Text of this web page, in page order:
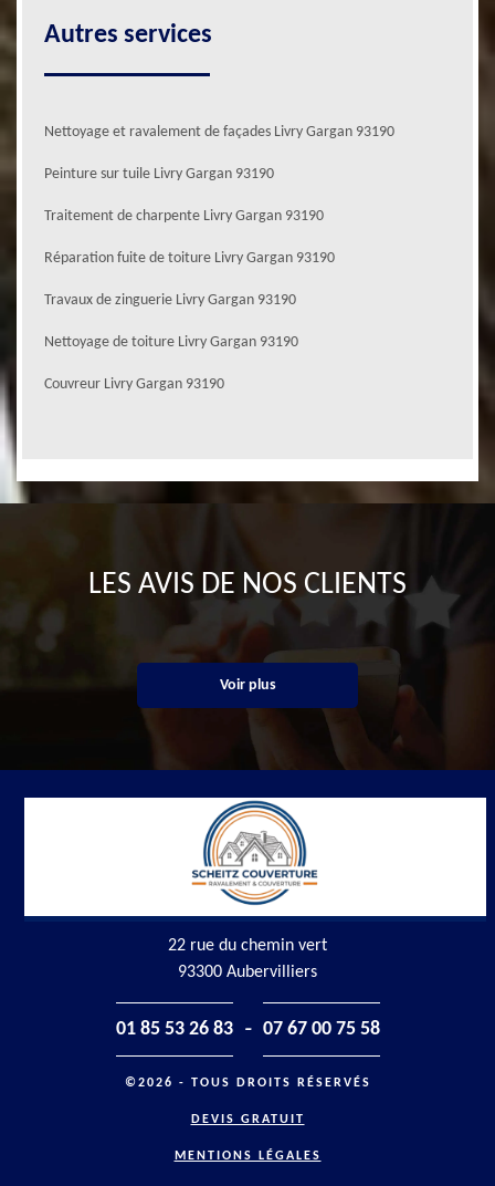
Autres services
Nettoyage et ravalement de façades Livry Gargan 93190
Peinture sur tuile Livry Gargan 93190
Traitement de charpente Livry Gargan 93190
Réparation fuite de toiture Livry Gargan 93190
Travaux de zinguerie Livry Gargan 93190
Nettoyage de toiture Livry Gargan 93190
Couvreur Livry Gargan 93190
LES AVIS DE NOS CLIENTS
Voir plus
22 rue du chemin vert
93300 Aubervilliers
01 85 53 26 83 - 07 67 00 75 58
©2026 - TOUS DROITS RÉSERVÉS
DEVIS GRATUIT
MENTIONS LÉGALES